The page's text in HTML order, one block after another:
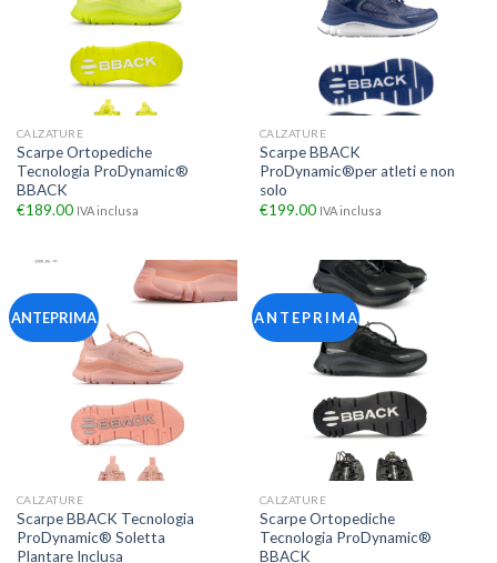
CALZATURE
Scarpe Ortopediche
Tecnologia ProDynamic®
BBACK
€189.00 IVA inclusa
CALZATURE
Scarpe BBACK
ProDynamic®per atleti e non
solo
€199.00 IVA inclusa
ANTEPRIMA
CALZATURE
Scarpe BBACK Tecnologia
ProDynamic® Soletta
Plantare Inclusa
A N T E P R I M A
CALZATURE
Scarpe Ortopediche
Tecnologia ProDynamic®
BBACK